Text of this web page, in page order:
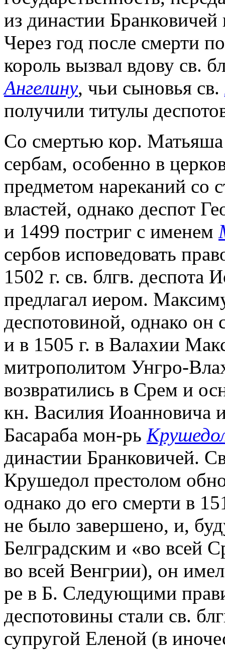
из династии
Через год после смерти
король вызвал вдову св.
Ангелину, чьи сыновья св.
получили титулы
Со смертью кор.
сербам, особенно в
предметом нареканий со
властей, однако деспот
и 1499 постриг с именем
сербов исповедовать
1502 г. св. блгв. деспота
предлагал иером.
деспотовиной, однако
и в 1505 г. в Валахии
митрополитом Унгро-
возвратились в Срем и
кн. Василия Иоанновича
Басараба мон-рь
династии Бранковичей.
Крушедол престолом
однако до его смерти в
не было завершено, и,
Белградским и «во всей
во всей Венгрии), он
ре в Б. Следующими
деспотовины стали св.
супругой Еленой (в